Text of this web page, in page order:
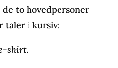
to hovedpersoner
taler i kursiv:
shirt.